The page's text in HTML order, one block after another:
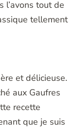
l’avons tout de
tellement
et délicieuse.
aux Gaufres
recette
que je suis